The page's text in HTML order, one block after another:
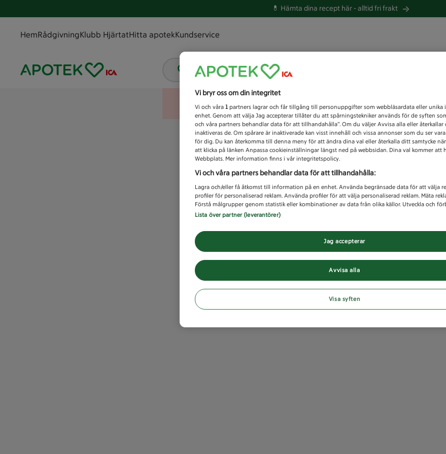
💊 Hämta dina recept här -alltid fri frakt
HemRådgivningKlubb HjärtatHitta apotekKundservice
Vad letar du efter idag?
Unknown error
Vi bryr oss om din integritet
Vi och våra 1 partners lagrar och får tillgång till personuppgifter som webbläsardata eller unika
enhet. Genom att välja Jag accepterar tillåter du att spårningstekniker används för de syften
och våra partners behandlar data för att tillhandahålla”. Om du väljer Avvisa alla eller återkallar
inaktiveras de. Om spårare är inaktiverade kan visst innehåll och vissa annonser som du ser
för dig. Du kan återkomma till denna meny för att ändra dina val eller återkalla ditt samtycke
att klicka på länken Anpassa cookieinställningar längst ned på webbsidan. Dina val kommer att
Webbplats. Mer information finns i vår integritetspolicy.
Vi och våra partners behandlar data för att tillhandahålla:
Lagra och/eller få åtkomst till information på en enhet. Använda begränsade data för att välja
profiler för personaliserad reklam. Använda profiler för att välja personaliserad reklam. Mäta
Förstå målgrupper genom statistik eller kombinationer av data från olika källor. Utveckla och
Lista över partner (leverantörer)
Avvisa alla
Jag accepterar
Visa syften